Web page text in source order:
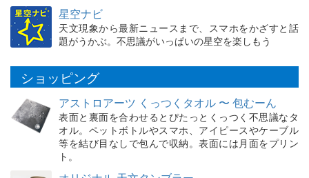
星空ナビ
天文現象から最新ニュースまで、スマホをかざすと話
題がうかぶ。不思議がいっぱいの星空を楽しもう
ショッピング
アストロアーツ くっつくタオル 〜 包むーん
表面と裏面を合わせるとぴたっとくっつく不思議なタ
オル。ペットボトルやスマホ、アイピースやケーブル
等を結び目なしで包んで収納。表面には月面をプリン
ト。